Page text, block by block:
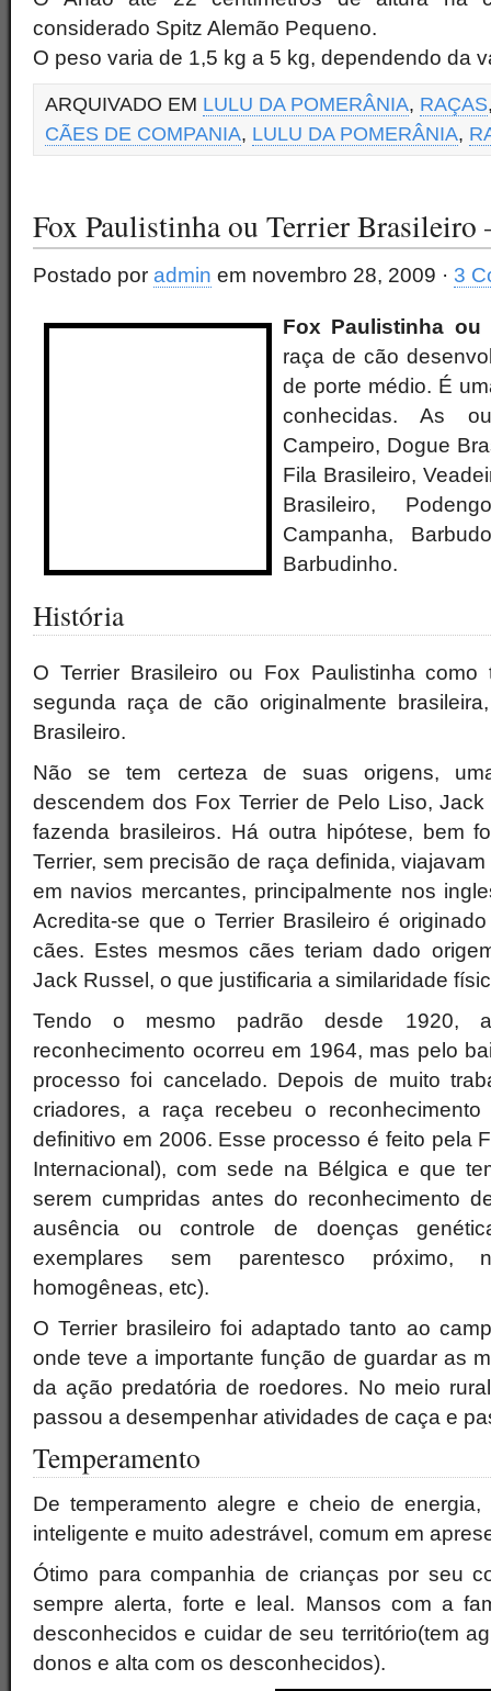
considerado Spitz Alemão Pequeno.
O peso varia de 1,5 kg a 5 kg, dependendo da
ARQUIVADO EM LULU DA POMERÂNIA, RAÇAS
CÃES DE COMPANIA, LULU DA POMERÂNIA,
Fox Paulistinha ou Terrier Brasileiro
Postado por admin em novembro 28, 2009 · 3
Fox Paulistinha ou
raça de cão
de porte médio. É
conhecidas. As
Campeiro, Dogue
Fila Brasileiro,
Brasileiro,
Campanha,
Barbudinho.
História
O Terrier Brasileiro ou Fox Paulistinha
segunda raça de cão originalmente
Brasileiro.
Não se tem certeza de suas origens,
descendem dos Fox Terrier de Pelo Liso,
fazenda brasileiros. Há outra hipótese, bem
Terrier, sem precisão de raça definida,
em navios mercantes, principalmente nos
Acredita-se que o Terrier Brasileiro é
cães. Estes mesmos cães teriam dado
Jack Russel, o que justificaria a similaridade
Tendo o mesmo padrão desde 1920,
reconhecimento ocorreu em 1964, mas pelo
processo foi cancelado. Depois de muito
criadores, a raça recebeu o
definitivo em 2006. Esse processo é feito pela
Internacional), com sede na Bélgica e que
serem cumpridas antes do reconhecimento
ausência ou controle de doenças
exemplares sem parentesco próximo,
homogêneas, etc).
O Terrier brasileiro foi adaptado tanto ao
onde teve a importante função de guardar as
da ação predatória de roedores. No meio
passou a desempenhar atividades de caça e
Temperamento
De temperamento alegre e cheio de
inteligente e muito adestrável, comum em
Ótimo para companhia de crianças por seu
sempre alerta, forte e leal. Mansos com a
desconhecidos e cuidar de seu território(tem
donos e alta com os desconhecidos).